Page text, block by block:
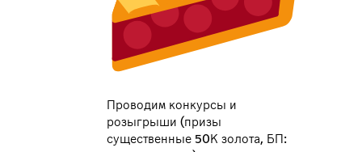
Проводим конкурсы и
розыгрыши (призы
существенные 50К золота, БП: